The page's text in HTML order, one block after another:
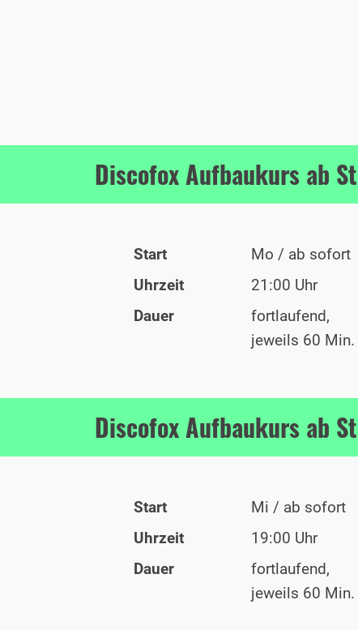
Discofox Aufbaukurs ab
Start
Mo / ab sofort
Uhrzeit
21:00 Uhr
Dauer
fortlaufend,
jeweils 60 Min.
Discofox Aufbaukurs ab
Start
Mi / ab sofort
Uhrzeit
19:00 Uhr
Dauer
fortlaufend,
jeweils 60 Min.